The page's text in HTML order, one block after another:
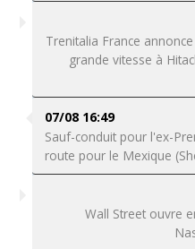
Trenitalia France
grande vitesse à
07/08 16:49
Sauf-conduit pour l'ex-
route pour le Mexique
Wall Street ouvre